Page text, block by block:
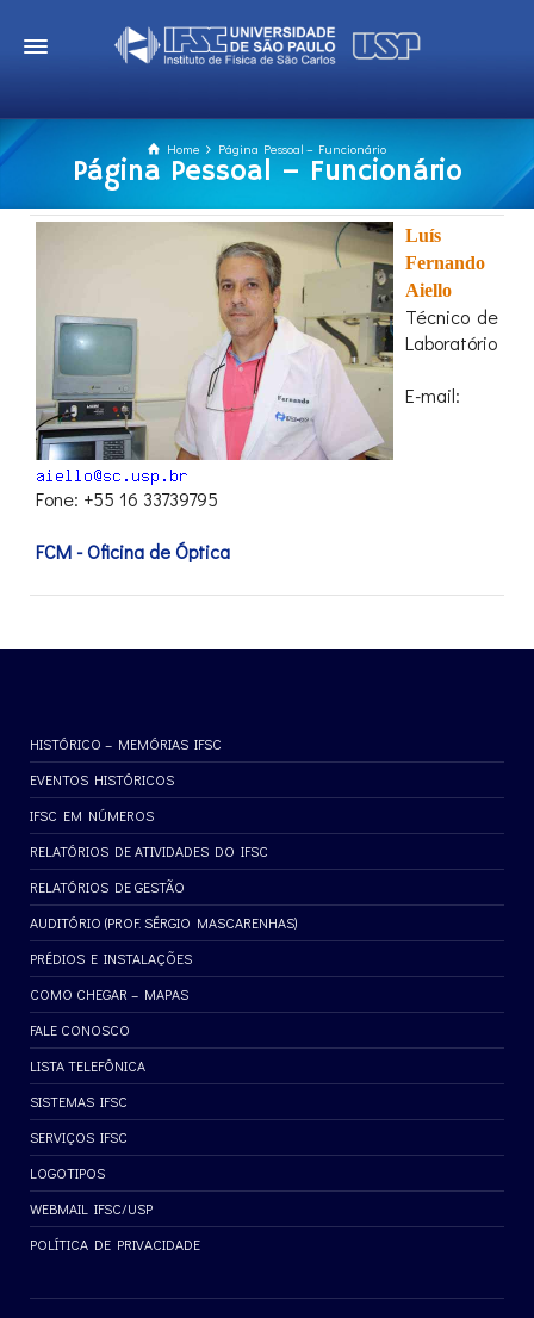
Home Página Pessoal – Funcionário
Página Pessoal – Funcionário
Luís
Fernando
Aiello
Técnico de
Laboratório
E-mail:
Fone: +55 16 33739795
FCM - Oficina de Óptica
HISTÓRICO – MEMÓRIAS IFSC
EVENTOS HISTÓRICOS
IFSC EM NÚMEROS
RELATÓRIOS DE ATIVIDADES DO IFSC
RELATÓRIOS DE GESTÃO
AUDITÓRIO (PROF. SÉRGIO MASCARENHAS)
PRÉDIOS E INSTALAÇÕES
COMO CHEGAR – MAPAS
FALE CONOSCO
LISTA TELEFÔNICA
SISTEMAS IFSC
SERVIÇOS IFSC
LOGOTIPOS
WEBMAIL IFSC/USP
POLÍTICA DE PRIVACIDADE